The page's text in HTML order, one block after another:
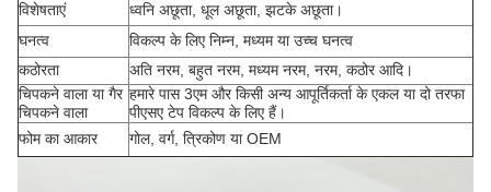
विशेषताएं
ध्वनि अछूता, धूल अछूता, झटके अछूता।
घनत्व
विकल्प के लिए निम्न, मध्यम या उच्च घनत्व
कठोरता
अति नरम, बहुत नरम, मध्यम नरम, नरम, कठोर आदि।
चिपकने वाला या गैर
चिपकने वाला
हमारे पास 3एम और किसी अन्य आपूर्तिकर्ता के एकल या दो तरफा
पीएसए टेप विकल्प के लिए हैं।
फोम का आकार
गोल, वर्ग, त्रिकोण या OEM